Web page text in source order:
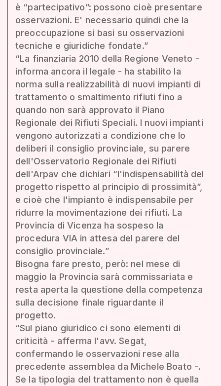
è “partecipativo”: possono cioè presentare
osservazioni. E' necessario quindi che la
preoccupazione si basi su osservazioni
tecniche e giuridiche fondate.”
“La finanziaria 2010 della Regione Veneto -
informa ancora il legale - ha stabilito la
norma sulla realizzabilità di nuovi impianti di
trattamento o smaltimento rifiuti fino a
quando non sarà approvato il Piano
Regionale dei Rifiuti Speciali. I nuovi impianti
vengono autorizzati a condizione che lo
deliberi il consiglio provinciale, su parere
dell'Osservatorio Regionale dei Rifiuti
dell'Arpav che dichiari “l'indispensabilità del
progetto rispetto al principio di prossimità”,
e cioè che l'impianto è indispensabile per
ridurre la movimentazione dei rifiuti. La
Provincia di Vicenza ha sospeso la
procedura VIA in attesa del parere del
consiglio provinciale.”
Bisogna fare presto, però: nel mese di
maggio la Provincia sarà commissariata e
resta aperta la questione della competenza
sulla decisione finale riguardante il
progetto.
“Sul piano giuridico ci sono elementi di
criticità - afferma l'avv. Segat,
confermando le osservazioni rese alla
precedente assemblea da Michele Boato -.
Se la tipologia del trattamento non è quella